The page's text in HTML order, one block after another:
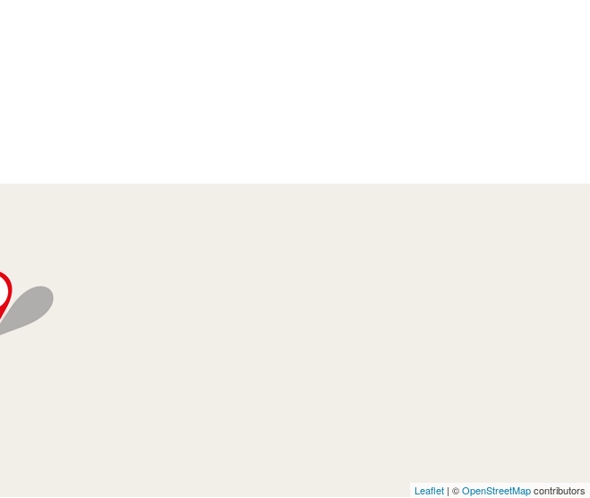
Leaflet | ©OpenStreetMapcontributors